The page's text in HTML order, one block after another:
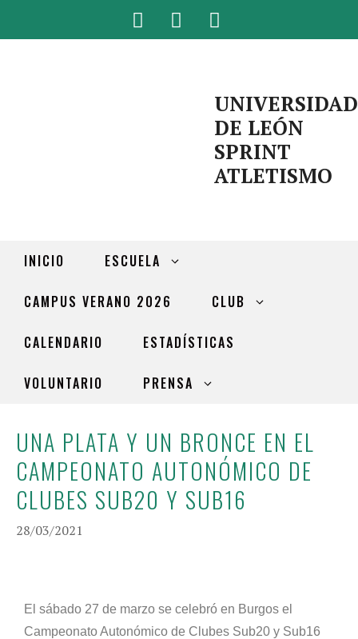
UNIVERSIDAD
DE LEÓN
SPRINT
ATLETISMO
INICIO ESCUELA
CAMPUS VERANO 2026 CLUB
CALENDARIO ESTADÍSTICAS
VOLUNTARIO PRENSA
UNA PLATA Y UN BRONCE EN EL
CAMPEONATO AUTONÓMICO DE
CLUBES SUB20 Y SUB16
28/03/2021
El sábado 27 de marzo se celebró en Burgos el
Campeonato Autonómico de Clubes Sub20 y Sub16